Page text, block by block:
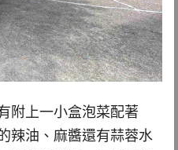
附上一小盒泡菜配著
辣油、麻醬還有蒜蓉水